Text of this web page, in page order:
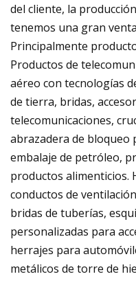
del cliente, la
tenemos una gran
Principalmente
Productos de
aéreo con tecnologías
de tierra, bridas,
telecomunicaciones,
abrazadera de bloqueo
embalaje de petróleo,
productos alimenticios.
conductos de
bridas de tuberías,
personalizadas para
herrajes para
metálicos de torre de